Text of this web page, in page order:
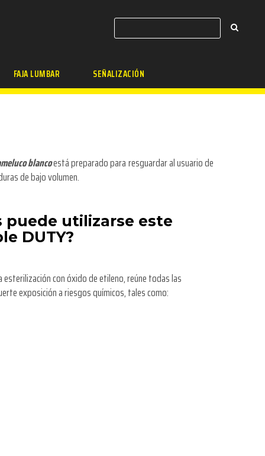
FAJA LUMBAR SEÑALIZACIÓN
blancoestá preparado para resguardar al usuario de
de bajo volumen.
puede utilizarse este
DUTY?
con óxido de etileno, reúne todas las
exposición a riesgos químicos, tales como: